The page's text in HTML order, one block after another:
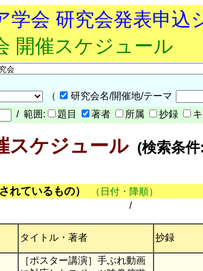
学会 研究会発表申込
開催スケジュール
（
研究会名/開催地/テーマ
/ 範囲: 題目 著者 所属 抄録
スケジュール(検索条件
れているもの）
（日付・降順）
/
タイトル・著者 抄録
［ポスター講演］手ぶれ動画